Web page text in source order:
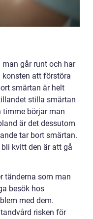
går runt och har
konsten att förstöra
smärtan är helt
stilla smärtan
timme börjar man
är det dessutom
tar bort smärtan.
kvitt den är att gå
tänderna som man
besök hos
med dem.
risken för